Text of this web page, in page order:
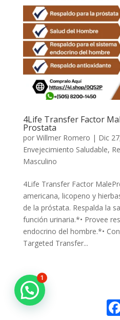
4Life Transfer Factor
Prostata
por Willmer Romero | Dic
Envejecimiento Saludable,
Masculino
4Life Transfer Factor
americana, licopeno y
de la próstata. Respalda la
función urinaria.*• Provee
endocrino del hombre.*•
Targeted Transfer...
1